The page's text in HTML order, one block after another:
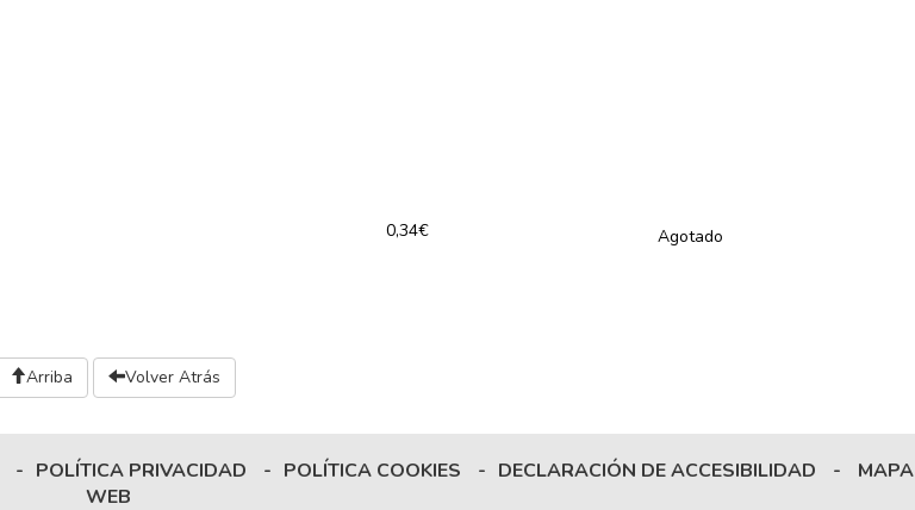
0,34€ Agotado
Arriba Volver Atrás
- POLÍTICA PRIVACIDAD - POLÍTICA COOKIES - DECLARACIÓN DE ACCESIBILIDAD -
MAPA
WEB